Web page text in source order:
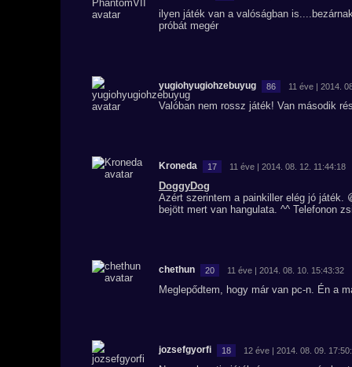
ilyen játék van a valóságban
próbát megér
yugiohyugiohzebuyug 86 11 éve | 2014.
Valóban nem rossz játék! Van második
Kroneda 17 11 éve | 2014. 08. 12. 11:44:18
DoggyDog
Azért szerintem a painkiller elég jó játék.
bejött mert van hangulata. ^^ Telefonon
chethun 20 11 éve | 2014. 08. 10. 15:43:32
Meglepődtem, hogy már van pc-n. Én a
jozsefgyorfi 18 12 éve | 2014. 08. 09.